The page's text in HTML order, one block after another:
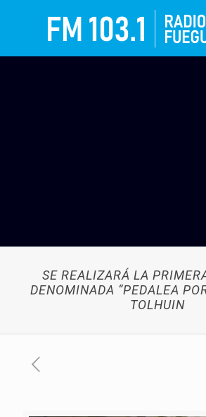
SE REALIZARÁ LA
DENOMINADA “PEDALEA
TOLHUIN